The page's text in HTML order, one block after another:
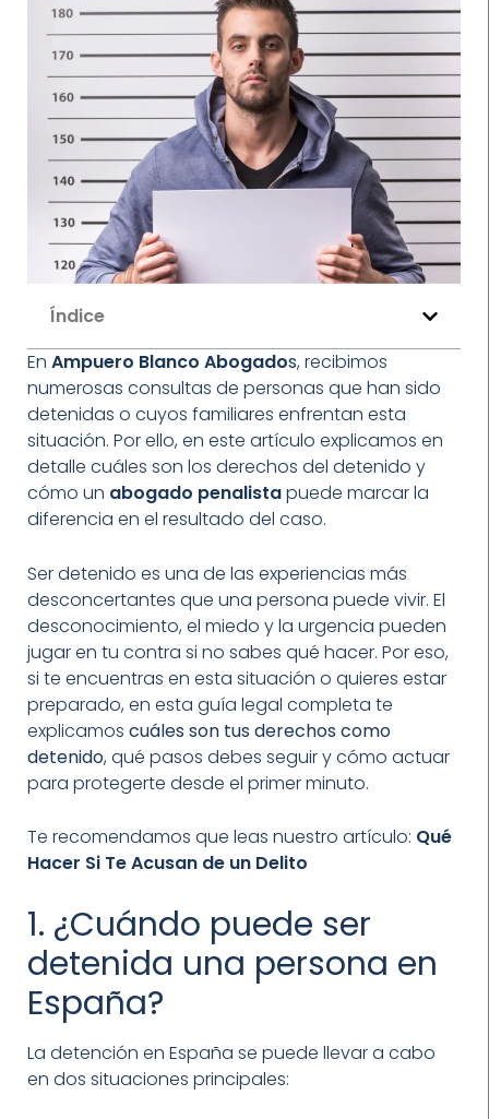
Índice
En Ampuero Blanco Abogados, recibimos
numerosas consultas de personas que han sido
detenidas o cuyos familiares enfrentan esta
situación. Por ello, en este artículo explicamos en
detalle cuáles son los derechos del detenido y
cómo un abogado penalistapuede marcar la
diferencia en el resultado del caso.
Ser detenido es una de las experiencias más
desconcertantes que una persona puede vivir. El
desconocimiento, el miedo y la urgencia pueden
jugar en tu contra si no sabes qué hacer. Por eso,
si te encuentras en esta situación o quieres estar
preparado, en esta guía legal completa te
explicamos cuáles son tus derechos como
detenido, qué pasos debes seguir y cómo actuar
para protegerte desde el primer minuto.
Te recomendamos que leas nuestro artículo: Qué
Hacer Si Te Acusan de un Delito
1. ¿Cuándo puede ser
detenida una persona en
España?
La detención en España se puede llevar a cabo
en dos situaciones principales: